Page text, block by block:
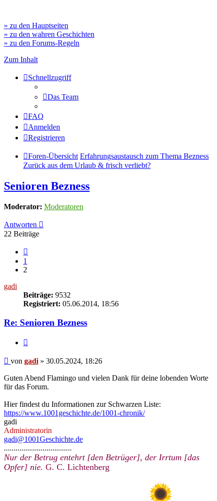
» zu den Hauptseiten
» zu den wahren Geschichten
» zu den Forums-Regeln
Zum Inhalt
Schnellzugriff
Das Team
FAQ
Anmelden
Registrieren
Foren-Übersicht Erfahrungsaustausch zum Thema Bezness
Zurück aus dem Urlaub & frisch verliebt?
Senioren Bezness
Moderator: Moderatoren
Antworten
22 Beiträge
1
2
gadi
Beiträge: 9532
Registriert: 05.06.2014, 18:56
Re: Senioren Bezness
Beitrag
von gadi » 30.05.2024, 18:26
Guten Abend Flamingo und vielen Dank für deine lobenden Worte
für das Forum.
Hier findest du Informationen zur Schwarzen Liste:
https://www.1001geschichte.de/1001-chronik/
gadi
Administratorin
gadi@1001Geschichte.de
...................................
Nur der Betrug entehrt [den Betrüger], der Irrtum [das
Opfer] nie. G. C. Lichtenberg